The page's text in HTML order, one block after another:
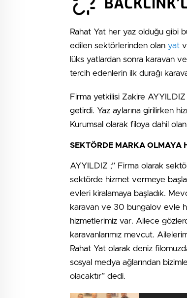
Rahat Yat her yaz olduğu gibi
edilen sektörlerinden olan yat
lüks yatlardan sonra karavan
tercih edenlerin ilk durağı
Firma yetkilisi Zakire
getirdi. Yaz aylarına girilirken
Kurumsal olarak filoya dahil
SEKTÖRDE MARKA OLMAYA
AYYILDIZ ;” Firma olarak
sektörde hizmet vermeye
evleri kiralamaya başladık.
karavan ve 30 bungalov evle
hizmetlerimiz var. Ailece
karavanlarımız mevcut.
Rahat Yat olarak deniz
sosyal medya ağlarından
olacaktır” dedi.